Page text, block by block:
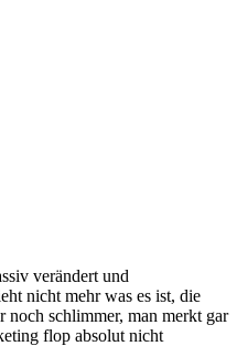
verändert und
nicht mehr was es ist, die
noch schlimmer, man merkt gar
flop absolut nicht